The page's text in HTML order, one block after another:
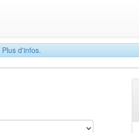
Plus d'infos.